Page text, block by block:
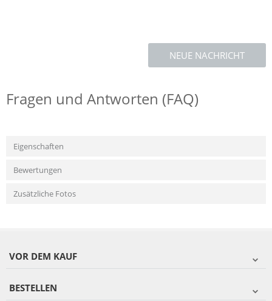
NEUE NACHRICHT
Fragen und Antworten (FAQ)
Eigenschaften
Bewertungen
Zusätzliche Fotos
VOR DEM KAUF
BESTELLEN